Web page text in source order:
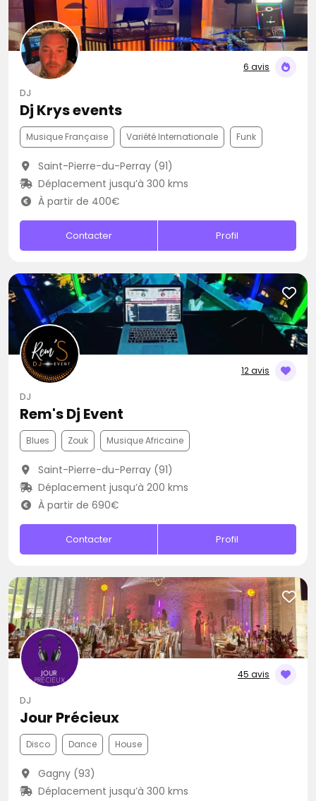
6 avis
DJ
Dj Krys events
Musique Française Variété Internationale Funk
Saint-Pierre-du-Perray (91)
Déplacement jusqu’à 300 kms
À partir de 400€
Contacter Profil
12 avis
DJ
Rem's Dj Event
Blues Zouk Musique Africaine
Saint-Pierre-du-Perray (91)
Déplacement jusqu’à 200 kms
À partir de 690€
Contacter Profil
45 avis
DJ
Jour Précieux
Disco Dance House
Gagny (93)
Déplacement jusqu’à 300 kms